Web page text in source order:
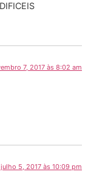
7, 2017 às 8:02 am
julho 5, 2017 às 10:09 pm